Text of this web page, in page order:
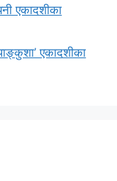
एकादशीका
एकादशीका